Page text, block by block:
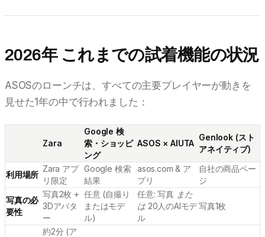
2026年 これまでの試着機能の状況
ASOSのローンチは、すべての主要プレイヤーが動きを
見せた1年の中で行われました：
Zara
Google 検
索・ショッピ
ング
ASOS × AIUTA
Genlook (スト
アネイティブ)
利用場所
Zara アプ
リ限定
Google 検索
結果
asos.com & ア
プリ
自社の商品ペー
ジ
写真の必
要性
写真2枚 +
3Dアバタ
ー
任意 (自撮り
またはモデ
ル)
任意: 写真 また
は20人のAIモデ
ル
写真1枚
約2分 (ア